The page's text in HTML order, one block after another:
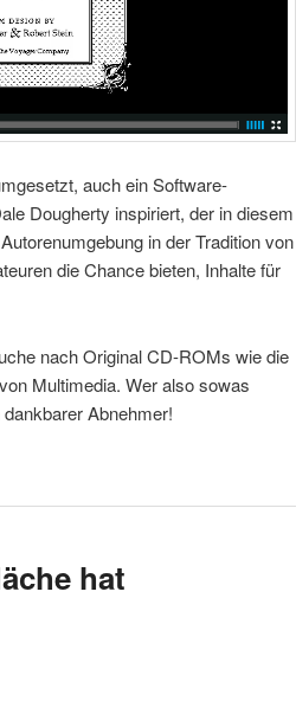
auch ein Software-
Dougherty inspiriert, der in diesem
in der Tradition von
die Chance bieten, Inhalte für
nach Original CD-ROMs wie die
Multimedia. Wer also sowas
Abnehmer!
hat